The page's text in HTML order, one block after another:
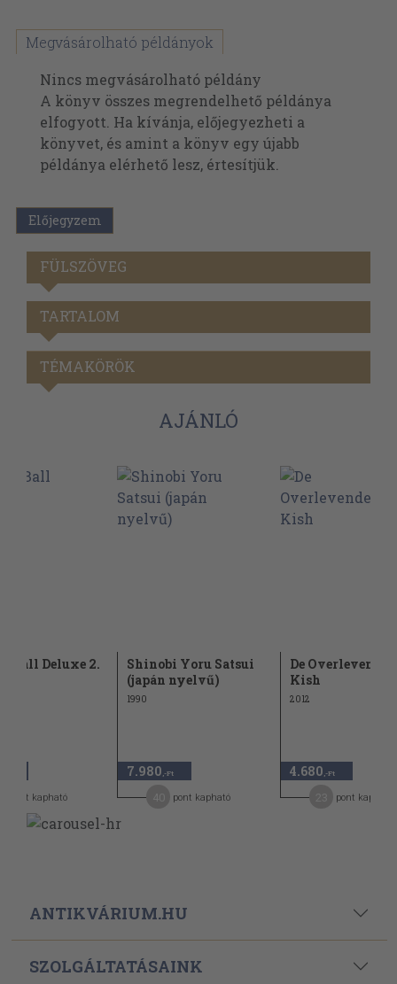
Megvásárolható példányok
Nincs megvásárolható példány
A könyv összes megrendelhető példánya
elfogyott. Ha kívánja, előjegyezheti a
könyvet, és amint a könyv egy újabb
példánya elérhető lesz, értesítjük.
Előjegyzem
FÜLSZÖVEG
TARTALOM
TÉMAKÖRÖK
AJÁNLÓ
Ball Deluxe 2.
pont kapható
Shinobi Yoru Satsui
(japán nyelvű)
1990
7.980 ,-Ft
pont kapható
De
Kish
2012
4.680 ,-Ft
pont kapható
ANTIKVÁRIUM.HU
SZOLGÁLTATÁSAINK